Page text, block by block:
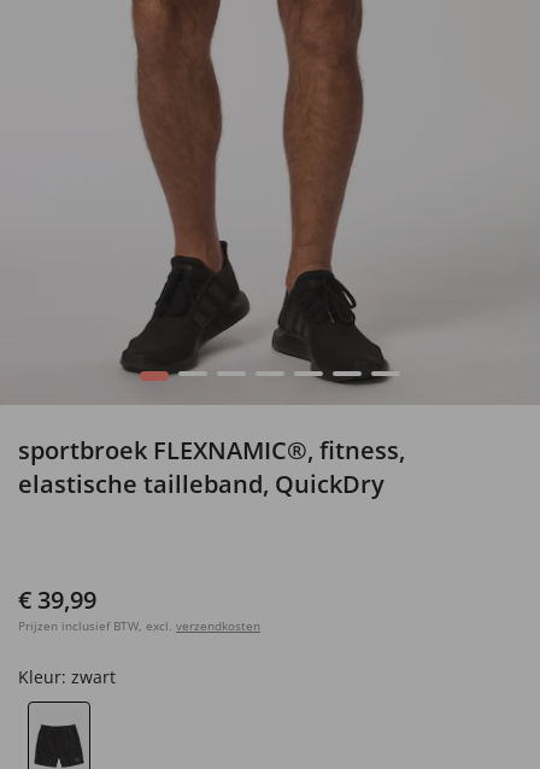
1 2 3 4 5 6 7
sportbroek FLEXNAMIC®, fitness,
elastische tailleband, QuickDry
€ 39,99
Prijzen inclusief BTW, excl. verzendkosten
Kleur: zwart